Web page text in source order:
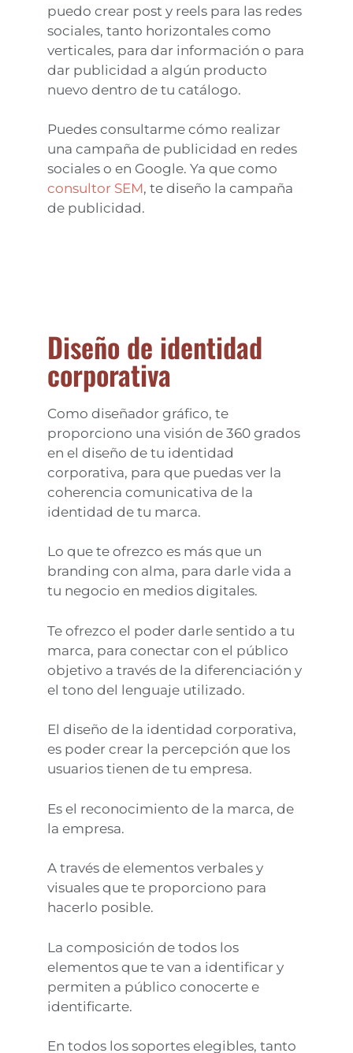
puedo crear post y reels para las redes
sociales, tanto horizontales como
verticales, para dar información o para
dar publicidad a algún producto
nuevo dentro de tu catálogo.
Puedes consultarme cómo realizar
una campaña de publicidad en redes
sociales o en Google. Ya que como
consultor SEM, te diseño la campaña
de publicidad.
Diseño de identidad
corporativa
Como diseñador gráfico, te
proporciono una visión de 360 grados
en el diseño de tu identidad
corporativa, para que puedas ver la
coherencia comunicativa de la
identidad de tu marca.
Lo que te ofrezco es más que un
branding con alma, para darle vida a
tu negocio en medios digitales.
Te ofrezco el poder darle sentido a tu
marca, para conectar con el público
objetivo a través de la diferenciación y
el tono del lenguaje utilizado.
El diseño de la identidad corporativa,
es poder crear la percepción que los
usuarios tienen de tu empresa.
Es el reconocimiento de la marca, de
la empresa.
A través de elementos verbales y
visuales que te proporciono para
hacerlo posible.
La composición de todos los
elementos que te van a identificar y
permiten a público conocerte e
identificarte.
En todos los soportes elegibles, tanto